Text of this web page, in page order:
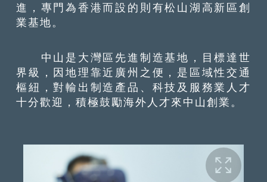
進，專門為香港而設的則有松山湖高新區創
業基地。
中山是大灣區先進制造基地，目標達世
界級，因地理靠近廣州之便，是區域性交通
樞紐，對輸出制造產品、科技及服務業人才
十分歡迎，積極鼓勵海外人才來中山創業。